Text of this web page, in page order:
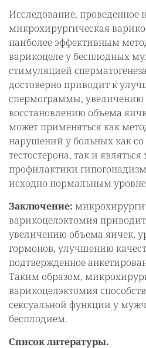
Исследование, проведенное
микрохирургическая
наиболее эффективным
варикоцеле у бесплодных
стимуляцией
достоверно приводит к
спермограммы, увеличению
восстановлению объема
может применяться как
нарушений у больных как
тестостерона, так и
профилактики
исходно нормальным
Заключение:
варикоцелэктомия
увеличению объема яичек,
гормонов, улучшению
подтвержденное
Таким образом,
варикоцелэктомия
сексуальной функции у
бесплодием.
Список литературы.